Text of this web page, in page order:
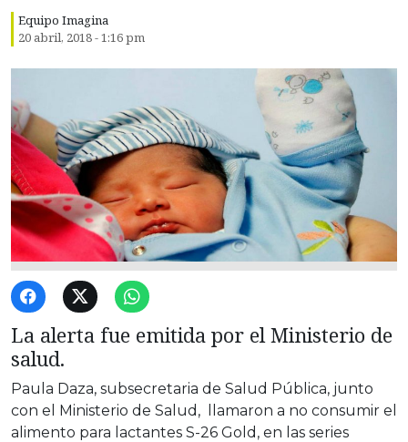
Equipo Imagina
20 abril, 2018 - 1:16 pm
La alerta fue emitida por el Ministerio de
salud.
Paula Daza, subsecretaria de Salud Pública, junto
con el Ministerio de Salud, llamaron a no consumir el
alimento para lactantes S-26 Gold, en las series